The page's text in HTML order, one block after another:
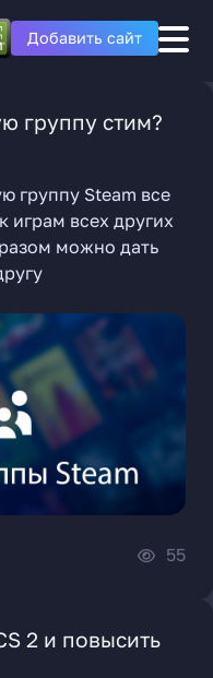
Добавить сайт
группу стим?
группу Steam все
играм всех других
можно дать
55
2 и повысить